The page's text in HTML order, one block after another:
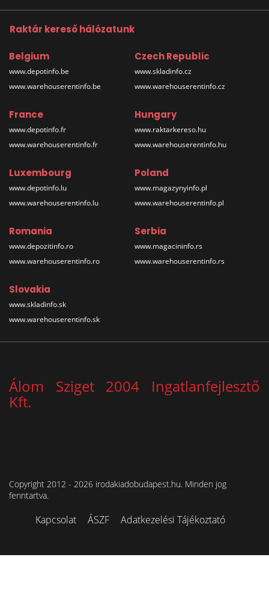
Raktár kereső hálózatunk
Belgium
www.depotinfo.be
www.warehouserentinfo.be
Czech Republic
www.skladinfo.cz
www.warehouserentinfo.cz
France
www.depotinfo.fr
www.warehouserentinfo.fr
Hungary
www.raktarkereso.hu
www.warehouserentinfo.hu
Luxembourg
www.depotinfo.lu
www.warehouserentinfo.lu
Poland
www.magazynyinfo.pl
www.warehouserentinfo.pl
Romania
www.depozitinfo.ro
www.warehouserentinfo.ro
Serbia
www.magacininfo.rs
www.warehouserentinfo.rs
Slovakia
www.skladinfo.sk
www.warehouserentinfo.sk
Álom Sziget 2004 Ingatlanfejlesztő
Kft.
Copyright 2012 - 2026 irodakiadobudapest.hu. Minden jog
fenntartva.
Kapcsolat ÁSZF Adatkezelési Tájékoztató